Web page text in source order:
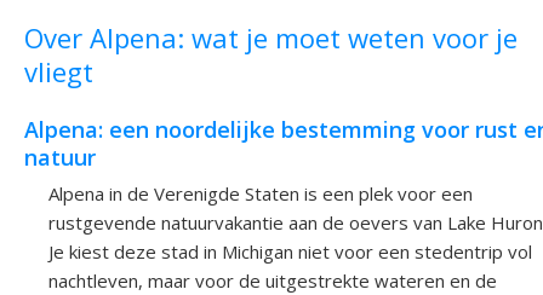
Over Alpena: wat je moet weten voor je
vliegt
Alpena: een noordelijke bestemming voor rust
natuur
Alpena in de Verenigde Staten is een plek voor een
rustgevende natuurvakantie aan de oevers van Lake
Je kiest deze stad in Michigan niet voor een stedentrip vol
nachtleven, maar voor de uitgestrekte wateren en de